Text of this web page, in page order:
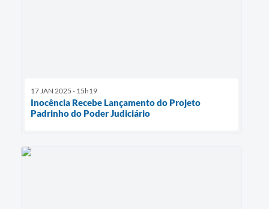
17 JAN 2025 - 15h19
Inocência Recebe Lançamento do Projeto
Padrinho do Poder Judiciário